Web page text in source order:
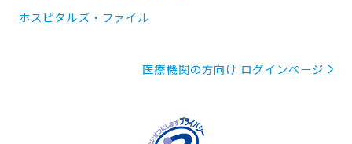
ホスピタルズ・ファイル
医療機関の方向け ログインページ